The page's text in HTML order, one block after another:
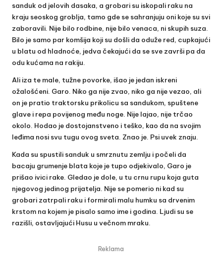
sanduk od jelovih dasaka, a grobari su iskopali raku na
kraju seoskog groblja, tamo gde se sahranjuju oni koje su svi
zaboravili. Nije bilo rodbine, nije bilo venaca, ni skupih suza.
Bilo je samo par komšija koji su došli da oduže red, cupkajući
u blatu od hladnoće, jedva čekajući da se sve završi pa da
odu kućama na rakiju.
Ali iza te male, tužne povorke, išao je jedan iskreni
ožalošćeni. Garo. Niko ga nije zvao, niko ga nije vezao, ali
on je pratio traktorsku prikolicu sa sandukom, spuštene
glave i repa povijenog među noge. Nije lajao, nije trčao
okolo. Hodao je dostojanstveno i teško, kao da na svojim
leđima nosi svu tugu ovog sveta. Znao je. Psi uvek znaju.
Kada su spustili sanduk u smrznutu zemlju i počeli da
bacaju grumenje blata koje je tupo odjekivalo, Garo je
prišao ivici rake. Gledao je dole, u tu crnu rupu koja guta
njegovog jedinog prijatelja. Nije se pomerio ni kad su
grobari zatrpali raku i formirali malu humku sa drvenim
krstom na kojem je pisalo samo ime i godina. Ljudi su se
razišli, ostavljajući Husu u večnom mraku.
Reklama